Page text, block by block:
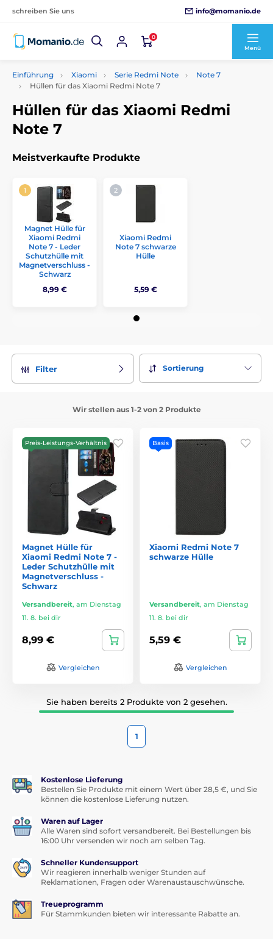
schreiben Sie uns info@momanio.de
0
Menü
Einführung Xiaomi Serie Redmi Note
Note 7
Hüllen für das Xiaomi Redmi Note 7
Hüllen für das Xiaomi Redmi
Note 7
Meistverkaufte Produkte
Magnet Hülle für
Xiaomi Redmi
Note 7 - Leder
Schutzhülle mit
Magnetverschluss -
Schwarz
8,99 €
Xiaomi Redmi
Note 7 schwarze
Hülle
5,59 €
Filter Sortierung
Wir stellen aus 1-2 von 2 Produkte
Preis-Leistungs-Verhältnis
Magnet Hülle für
Xiaomi Redmi Note 7 -
Leder Schutzhülle mit
Magnetverschluss -
Schwarz
Versandbereit, am Dienstag
11. 8. bei dir
8,99 €
Vergleichen
Basis
Xiaomi Redmi Note 7
schwarze Hülle
Versandbereit, am Dienstag
11. 8. bei dir
5,59 €
Vergleichen
Sie haben bereits 2 Produkte von 2 gesehen.
1
Kostenlose Lieferung
Bestellen Sie Produkte mit einem Wert über 28,5 €, und Sie
können die kostenlose Lieferung nutzen.
Waren auf Lager
Alle Waren sind sofort versandbereit. Bei Bestellungen bis
16:00 Uhr versenden wir noch am selben Tag.
Schneller Kundensupport
Wir reagieren innerhalb weniger Stunden auf
Reklamationen, Fragen oder Warenaustauschwünsche.
Treueprogramm
Für Stammkunden bieten wir interessante Rabatte an.